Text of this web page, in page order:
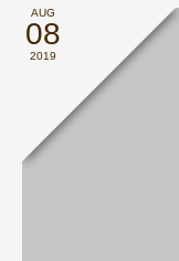
AUG
08
2019